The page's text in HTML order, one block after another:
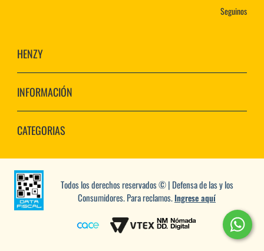
Seguinos
HENZY
INFORMACIÓN
CATEGORIAS
Todos los derechos reservados © | Defensa de las y los
Consumidores. Para reclamos.Ingrese aquí